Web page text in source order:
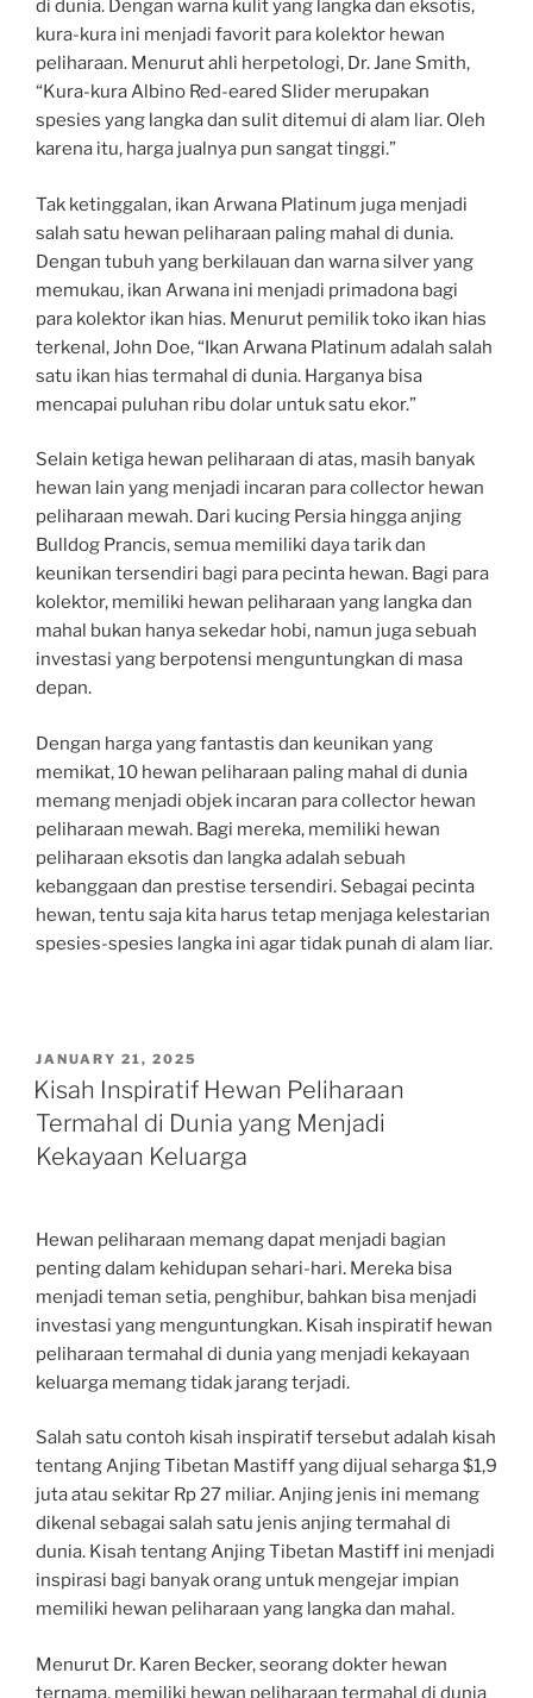
di dunia. Dengan warna kulit yang langka dan eksotis,
kura-kura ini menjadi favorit para kolektor hewan
peliharaan. Menurut ahli herpetologi, Dr. Jane Smith,
“Kura-kura Albino Red-eared Slider merupakan
spesies yang langka dan sulit ditemui di alam liar. Oleh
karena itu, harga jualnya pun sangat tinggi.”
Tak ketinggalan, ikan Arwana Platinum juga menjadi
salah satu hewan peliharaan paling mahal di dunia.
Dengan tubuh yang berkilauan dan warna silver yang
memukau, ikan Arwana ini menjadi primadona bagi
para kolektor ikan hias. Menurut pemilik toko ikan hias
terkenal, John Doe, “Ikan Arwana Platinum adalah salah
satu ikan hias termahal di dunia. Harganya bisa
mencapai puluhan ribu dolar untuk satu ekor.”
Selain ketiga hewan peliharaan di atas, masih banyak
hewan lain yang menjadi incaran para collector hewan
peliharaan mewah. Dari kucing Persia hingga anjing
Bulldog Prancis, semua memiliki daya tarik dan
keunikan tersendiri bagi para pecinta hewan. Bagi para
kolektor, memiliki hewan peliharaan yang langka dan
mahal bukan hanya sekedar hobi, namun juga sebuah
investasi yang berpotensi menguntungkan di masa
depan.
Dengan harga yang fantastis dan keunikan yang
memikat, 10 hewan peliharaan paling mahal di dunia
memang menjadi objek incaran para collector hewan
peliharaan mewah. Bagi mereka, memiliki hewan
peliharaan eksotis dan langka adalah sebuah
kebanggaan dan prestise tersendiri. Sebagai pecinta
hewan, tentu saja kita harus tetap menjaga kelestarian
spesies-spesies langka ini agar tidak punah di alam liar.
POSTED
ON
JANUARY 21, 2025
Kisah Inspiratif Hewan Peliharaan
Termahal di Dunia yang Menjadi
Kekayaan Keluarga
Hewan peliharaan memang dapat menjadi bagian
penting dalam kehidupan sehari-hari. Mereka bisa
menjadi teman setia, penghibur, bahkan bisa menjadi
investasi yang menguntungkan. Kisah inspiratif hewan
peliharaan termahal di dunia yang menjadi kekayaan
keluarga memang tidak jarang terjadi.
Salah satu contoh kisah inspiratif tersebut adalah kisah
tentang Anjing Tibetan Mastiff yang dijual seharga $1,9
juta atau sekitar Rp 27 miliar. Anjing jenis ini memang
dikenal sebagai salah satu jenis anjing termahal di
dunia. Kisah tentang Anjing Tibetan Mastiff ini menjadi
inspirasi bagi banyak orang untuk mengejar impian
memiliki hewan peliharaan yang langka dan mahal.
Menurut Dr. Karen Becker, seorang dokter hewan
ternama, memiliki hewan peliharaan termahal di dunia